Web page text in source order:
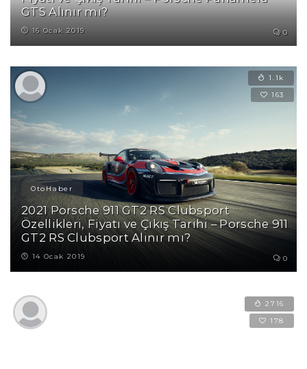
GTS Alınır mı?
16 Ocak 2019 0
OtoHaber
2021 Porsche 911 GT2 RS Clubsport
Özellikleri, Fiyatı ve Çıkış Tarihi – Porsche 911
GT2 RS Clubsport Alınır mı?
163
1.1k
14 Ocak 2019 0
178
2716